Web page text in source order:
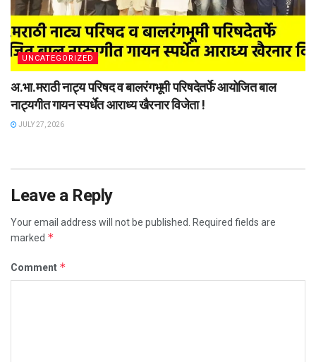
UNCATEGORIZED
अ.भा.मराठी नाट्य परिषद व बालरंगभूमी परिषदेतर्फे आयोजित बाल
नाट्यगीत गायन स्पर्धेत आराध्य खैरनार विजेता !
JULY 27, 2026
Leave a Reply
Your email address will not be published.
Required fields are
marked *
Comment *